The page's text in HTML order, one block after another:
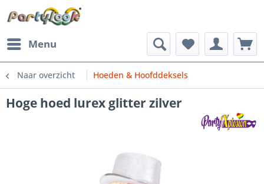
Menu
Naar overzicht Hoeden & Hoofddeksels
Hoge hoed lurex glitter zilver